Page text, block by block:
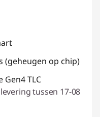
(geheugen op chip)
Gen4 TLC
tussen 17-08